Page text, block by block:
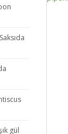
gül